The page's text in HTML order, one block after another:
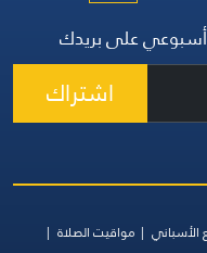
على بريدك
اشتراك
الأسباني
مواقيت الصلاة